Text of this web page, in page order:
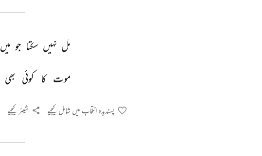
مل نہیں سکتا جو میں
موت کا کوئی بھی
پسندیدہ انتخاب میں شامل کیجیے شیئر کیجیے